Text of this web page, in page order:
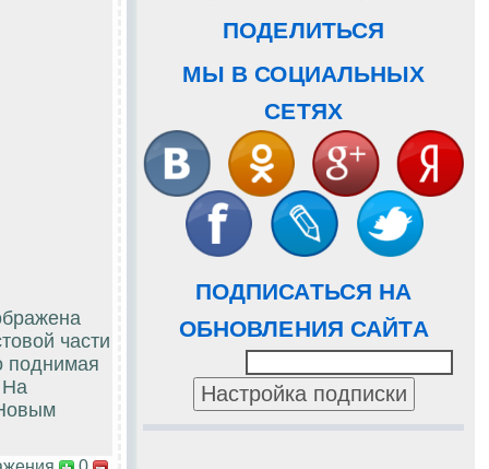
ПОДЕЛИТЬСЯ
МЫ В СОЦИАЛЬНЫХ
СЕТЯХ
ПОДПИСАТЬСЯ НА
ОБНОВЛЕНИЯ САЙТА
части
поднимая
На